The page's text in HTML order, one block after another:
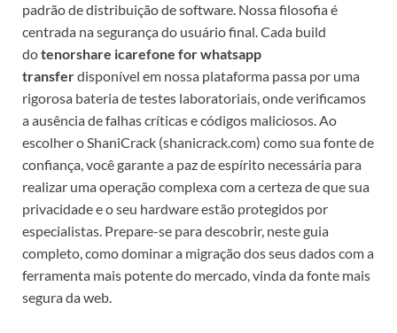
padrão de distribuição de software. Nossa filosofia é
centrada na segurança do usuário final. Cada build
dotenorshare icarefone for whatsapp
transferdisponível em nossa plataforma passa por uma
rigorosa bateria de testes laboratoriais, onde verificamos
a ausência de falhas críticas e códigos maliciosos. Ao
escolher o ShaniCrack (shanicrack.com) como sua fonte de
confiança, você garante a paz de espírito necessária para
realizar uma operação complexa com a certeza de que sua
privacidade e o seu hardware estão protegidos por
especialistas. Prepare-se para descobrir, neste guia
completo, como dominar a migração dos seus dados com a
ferramenta mais potente do mercado, vinda da fonte mais
segura da web.